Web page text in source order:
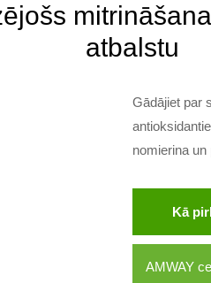
atbalstu
Gādājiet par
nomierina
Kā
AMWAY